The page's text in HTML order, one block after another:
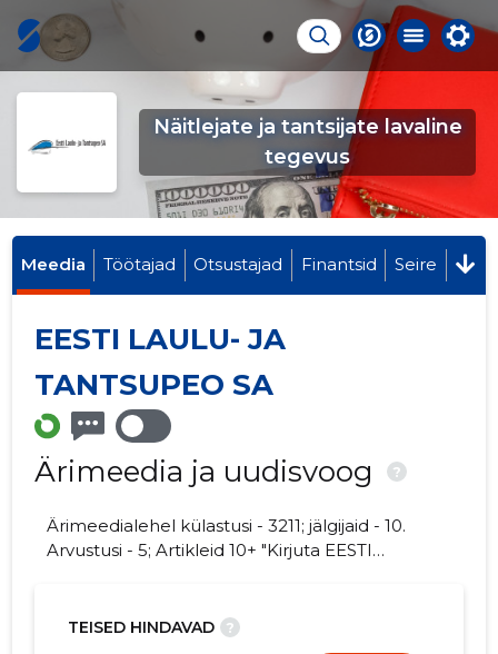
Näitlejate ja tantsijate lavaline
tegevus
Meedia Töötajad Otsustajad Finantsid Seire
EESTI LAULU- JA
TANTSUPEO SA
Ärimeedia ja uudisvoog ?
Ärimeedialehel külastusi - 3211; jälgijaid - 10.
Arvustusi - 5; Artikleid 10+ "Kirjuta EESTI
TEISED HINDAVAD ?